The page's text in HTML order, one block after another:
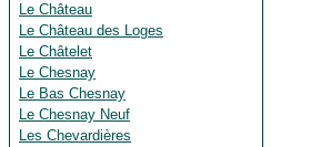
Le Château
Le Château des Loges
Le Châtelet
Le Chesnay
Le Bas Chesnay
Le Chesnay Neuf
Les Chevardières